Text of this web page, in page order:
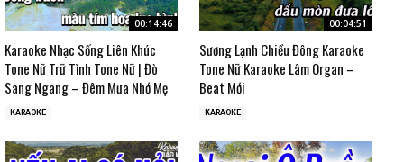
00:14:46
Karaoke Nhạc Sống Liên Khúc
Tone Nữ Trữ Tình Tone Nữ | Đò
Sang Ngang – Đêm Mưa Nhớ Mẹ
KARAOKE
00:04:51
Sương Lạnh Chiều Đông Karaoke
Tone Nữ Karaoke Lâm Organ –
Beat Mới
KARAOKE